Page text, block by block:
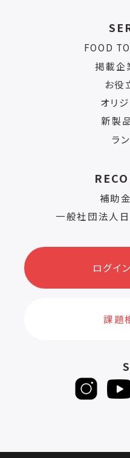
FOOD
掲載企
お役
オリ
新製
ラ
補助
一般社団法人
ログイ
課題